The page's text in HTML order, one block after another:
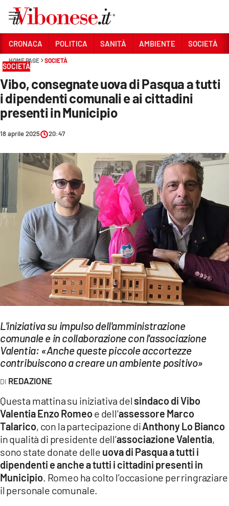
Sezioni
CRONACA
POLITICA
SOCIETÀ
ECONOMIA E LAVORO
EVENTI
SPORT
LAC TV
LAC NETWORK
LAC ONAIR
LaC
Network
LACPLAY.IT
LACTV.IT
LACONAIR.IT
LACITYMAG.IT
ILREGGINO.IT
CRONACA POLITICA SANITÀ AMBIENTE SOCIETÀ
HOME PAGE SOCIETÀ
SOCIETÀ
Vibo, consegnate uova di Pasqua a tutti
i dipendenti comunali e ai cittadini
presenti in Municipio
18 aprile 2025 20:47
L'iniziativa su impulso dell'amministrazione
comunale e in collaborazione con l'associazione
Valentia: «Anche queste piccole accortezze
contribuiscono a creare un ambiente positivo»
REDAZIONE
Questa mattina su iniziativa del sindaco di Vibo
Valentia Enzo Romeoe dell’assessore Marco
Talarico, con la partecipazione diAnthony Lo Bianco
in qualità di presidente dell’associazione Valentia,
sono state donate delle uova di Pasqua a tutti i
dipendenti e anche a tutti i cittadini presenti in
Municipio . Romeo ha colto l’occasione per ringraziare
il personale comunale.